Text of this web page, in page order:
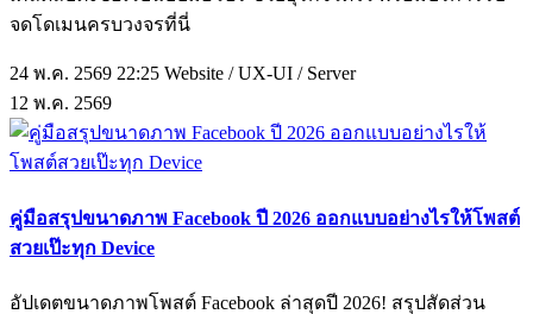
จดโดเมนครบวงจรที่นี่
24 พ.ค. 2569 22:25 Website / UX-UI / Server
12 พ.ค. 2569
คู่มือสรุปขนาดภาพ Facebook ปี 2026 ออกแบบอย่างไรให้โพสต์
สวยเป๊ะทุก Device
อัปเดตขนาดภาพโพสต์ Facebook ล่าสุดปี 2026! สรุปสัดส่วน